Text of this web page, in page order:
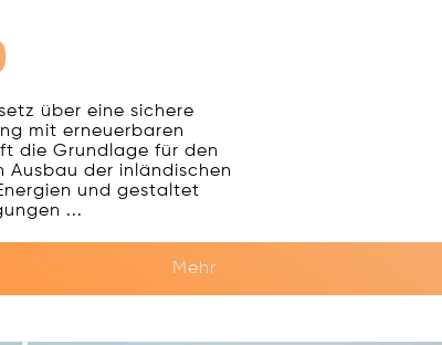
über eine sichere
mit erneuerbaren
die Grundlage für den
Ausbau der inländischen
und gestaltet
...
Mehr